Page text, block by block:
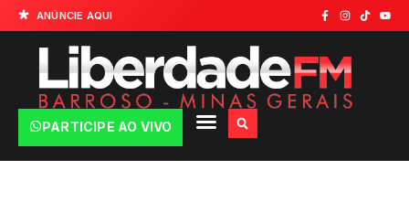
ANÚNCIE AQUI
PARTICIPE AO VIVO